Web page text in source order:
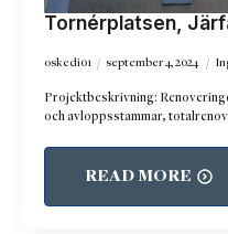
Tornérplatsen,
oskedi01 september 4, 2024
Projektbeskrivning:
och avloppsstammar,
READ MORE